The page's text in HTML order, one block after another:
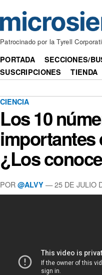
Patrocinado por la Tyrell
PORTADA SECCIONES/
SUSCRIPCIONES
TIENDA
CIENCIA
Los 10
importantes
¿Los
POR @ALVY — 25 DE JULIO